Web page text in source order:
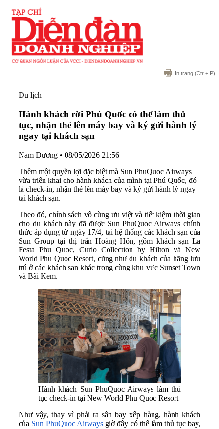
In trang (Ctr + P)
Du lịch
Hành khách rời Phú Quốc có thể làm thủ
tục, nhận thẻ lên máy bay và ký gửi hành lý
ngay tại khách sạn
Nam Dương • 08/05/2026 21:56
Thêm một quyền lợi đặc biệt mà Sun PhuQuoc Airways
vừa triển khai cho hành khách của mình tại Phú Quốc, đó
là check-in, nhận thẻ lên máy bay và ký gửi hành lý ngay
tại khách sạn.
Theo đó, chính sách vô cùng ưu việt và tiết kiệm thời gian
cho du khách này đã được Sun PhuQuoc Airways chính
thức áp dụng từ ngày 17/4, tại hệ thống các khách sạn của
Sun Group tại thị trấn Hoàng Hôn, gồm khách sạn La
Festa Phu Quoc, Curio Collection by Hilton và New
World Phu Quoc Resort, cũng như du khách của hãng lưu
trú ở các khách sạn khác trong cùng khu vực Sunset Town
và Bãi Kem.
Hành khách Sun PhuQuoc Airways làm thủ
tục check-in tại New World Phu Quoc Resort
Như vậy, thay vì phải ra sân bay xếp hàng, hành khách
của Sun PhuQuoc Airwaysgiờ đây có thể làm thủ tục bay,